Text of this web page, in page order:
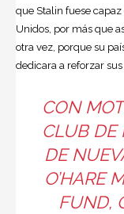
que Stalin fuese
Unidos, por más que
otra vez, porque su
dedicara a reforzar sus
CON
CLUB DE
DE
O’HARE
FUND,